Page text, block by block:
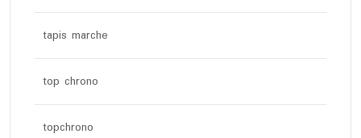
tapis marche
top chrono
topchrono